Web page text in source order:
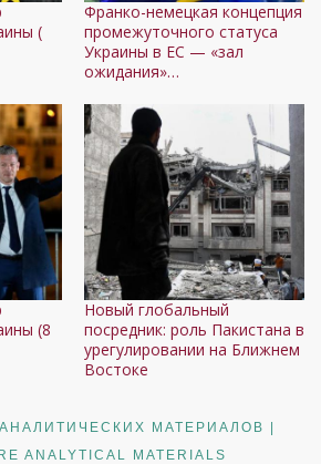
(
Франко-немецкая концепция
промежуточного статуса
Украины в ЕС — «зал
ожидания»…
(8
Новый глобальный
посредник: роль Пакистана в
урегулировании на Ближнем
Востоке
МАТЕРИАЛОВ |
ANALYTICAL MATERIALS